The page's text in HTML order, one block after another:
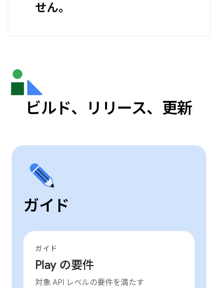
せん。
ビルド、リリース、更新
ガイド
ガイド
Play の要件
対象 API レベルの要件を満たす